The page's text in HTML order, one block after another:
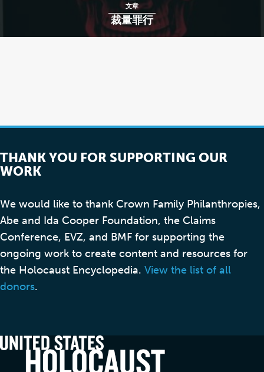
裁量罪行
文章
THANK YOU FOR SUPPORTING OUR
WORK
We would like to thank Crown Family Philanthropies,
Abe and Ida Cooper Foundation, the Claims
Conference, EVZ, and BMF for supporting the
ongoing work to create content and resources for
the Holocaust Encyclopedia. View the list of all
donors.